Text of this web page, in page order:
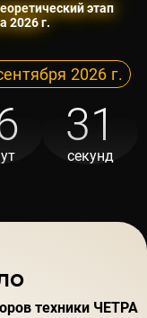
этап
2026 г.
2026 г.
30
секунд
техники ЧЕТРА